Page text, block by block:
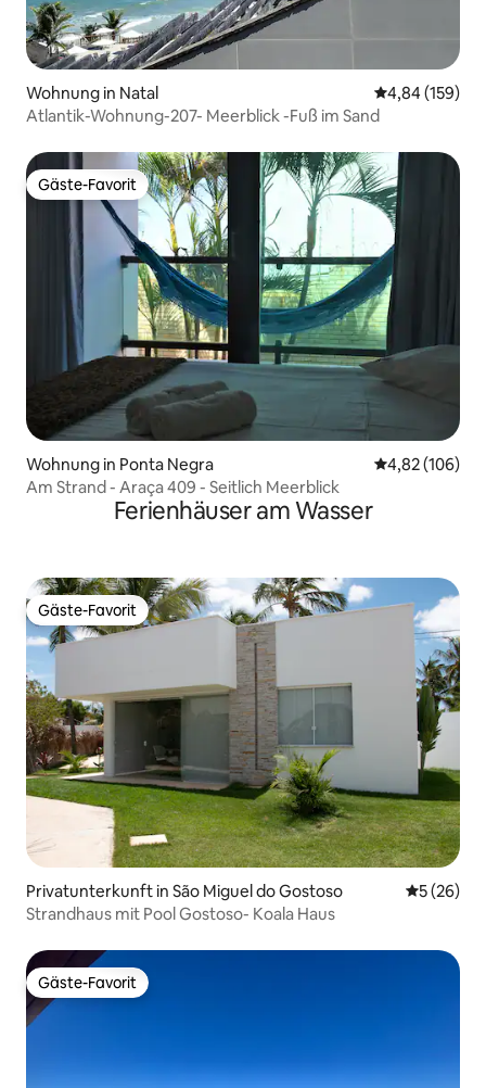
Wohnung in Natal
4,84 (159)
Atlantik-Wohnung-207- Meerblick -Fuß im Sand
Gäste-Favorit
Gäste-Favorit
Wohnung in Ponta Negra
4,82 (106)
Am Strand - Araça 409 - Seitlich Meerblick
Ferienhäuser am Wasser
Gäste-Favorit
Gäste-Favorit
Privatunterkunft in São Miguel do Gostoso
5 (26)
Strandhaus mit Pool Gostoso- Koala Haus
Gäste-Favorit
Gäste-Favorit